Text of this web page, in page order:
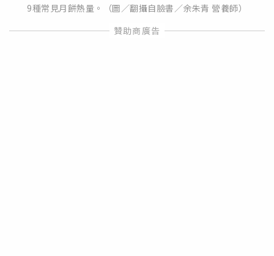
9種常見月餅熱量。（圖／翻攝自臉書／余朱青 營養師）